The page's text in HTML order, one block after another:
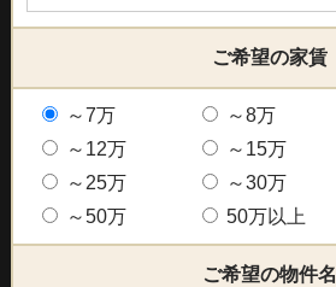
ご希望の家賃
～7万 ～8万
～12万
～15万
～25万
～30万
～50万
50万以上
ご希望の物件名